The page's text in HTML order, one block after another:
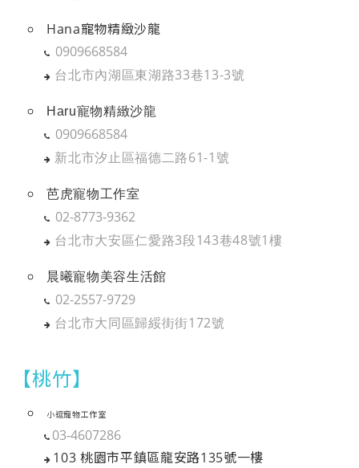
Hana寵物精緻沙龍
0909668584
台北市內湖區東湖路33巷13-3號
Haru寵物精緻沙龍
0909668584
新北市汐止區福德二路61-1號
芭虎寵物工作室
02-8773-9362
台北市大安區仁愛路3段143巷48號1樓
晨曦寵物美容生活館
02-2557-9729
台北市大同區歸綏街街172號
【桃竹】
小逗寵物工作室
03-4607286
103桃園市平鎮區龍安路135號一樓